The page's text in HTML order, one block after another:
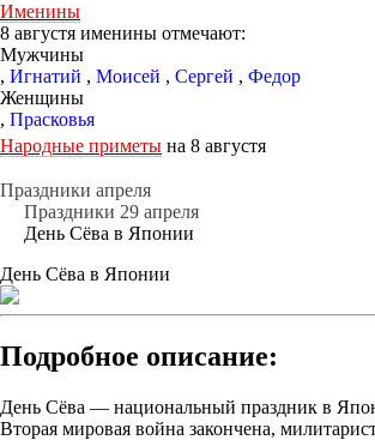
Именины
8 августя именины отмечают:
Мужчины
, Игнатий , Моисей , Сергей , Федор
Женщины
, Прасковья
Народные приметы на 8 августя
Праздники апреля
Праздники 29 апреля
День Сёва в Японии
День Сёва в Японии
Подробное описание:
День Сёва — национальный праздник в
Вторая мировая война закончена,